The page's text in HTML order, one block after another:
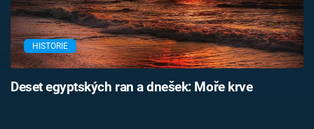
HISTORIE
Deset egyptských ran a dnešek: Moře krve